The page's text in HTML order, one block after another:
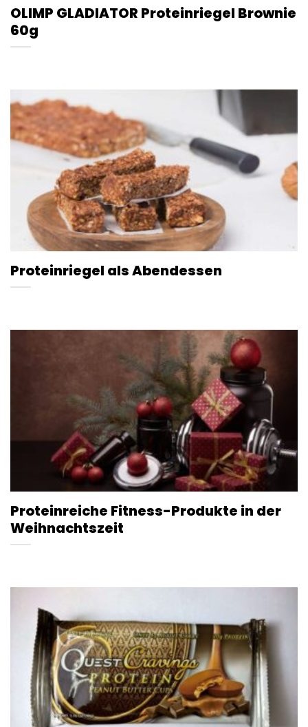
OLIMP GLADIATOR Proteinriegel Brownie
60g
Proteinriegel als Abendessen
Proteinreiche Fitness-Produkte in der
Weihnachtszeit